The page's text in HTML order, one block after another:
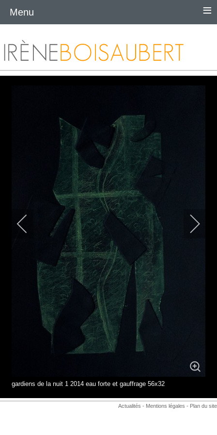
gardiens de la nuit 1 2014 eau forte et gauffrage 56x32
Actualités - Mentions légales - Plan du site
Menu ≡